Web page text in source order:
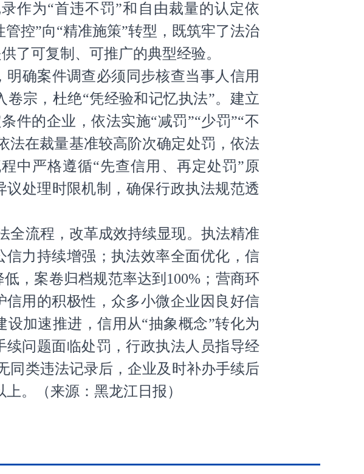
作为“首违不罚”和自由裁量的认定依
控”向“精准施策”转型，既筑牢了法治
了可复制、可推广的典型经验。
确案件调查必须同步核查当事人信用
宗，杜绝“凭经验和记忆执法”。建立
件的企业，依法实施“减罚”“少罚”“不
法在裁量基准较高阶次确定处罚，依法
中严格遵循“先查信用、再定处罚”原
处理时限机制，确保行政执法规范透
全流程，改革成效持续显现。执法精准
信力持续增强；执法效率全面优化，信
，案卷归档规范率达到100%；营商环
用的积极性，众多小微企业因良好信
加速推进，信用从“抽象概念”转化为
问题面临处罚，行政执法人员指导经
同类违法记录后，企业及时补办手续后
。
（来源：黑龙江日报 ）